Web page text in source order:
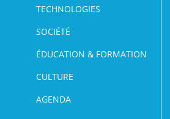
TECHNOLOGIES
SOCIÉTÉ
ÉDUCATION & FORMATION
CULTURE
AGENDA